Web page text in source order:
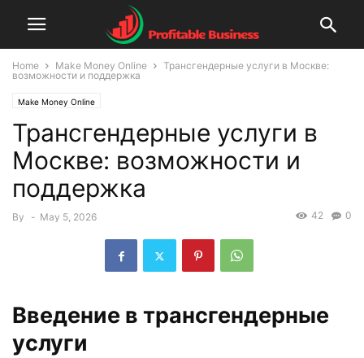
Home Make Money Online
Трансгендерные услуги в Москве:
возможности и поддержка
Make Money Online
Трансгендерные услуги в
Москве: возможности и
поддержка
By - May 5, 2026 0
42
Введение в трансгендерные
услуги